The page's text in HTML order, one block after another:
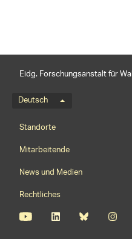
Eidg. Forschungsanstalt für
Sprachmenü
Deutsch
Standorte
Mitarbeitende
News und Medien
Rechtliches